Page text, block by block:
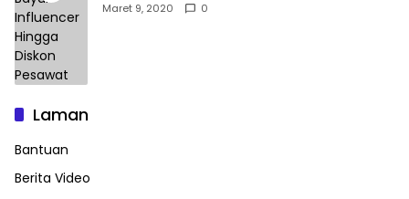
Maret 9, 2020 0
Laman
Bantuan
Berita Video